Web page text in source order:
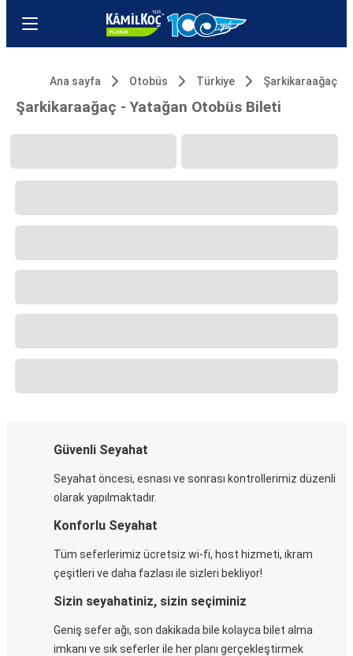
Ana sayfa Otobüs Türkiye Şarkikaraağaç
Şarkikaraağaç - Yatağan Otobüs Bileti
Güvenli Seyahat
Seyahat öncesi, esnası ve sonrası kontrollerimiz düzenli
olarak yapılmaktadır.
Konforlu Seyahat
Tüm seferlerimiz ücretsiz wi-fi, host hizmeti, ikram
çeşitleri ve daha fazlası ile sizleri bekliyor!
Sizin seyahatiniz, sizin seçiminiz
Geniş sefer ağı, son dakikada bile kolayca bilet alma
imkanı ve sık seferler ile her planı gerçekleştirmek